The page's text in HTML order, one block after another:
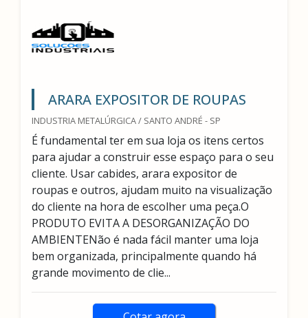
ARARA EXPOSITOR DE ROUPAS
INDUSTRIA METALÚRGICA / SANTO ANDRÉ - SP
É fundamental ter em sua loja os itens certos
para ajudar a construir esse espaço para o seu
cliente. Usar cabides, arara expositor de
roupas e outros, ajudam muito na visualização
do cliente na hora de escolher uma peça.O
PRODUTO EVITA A DESORGANIZAÇÃO DO
AMBIENTENão é nada fácil manter uma loja
bem organizada, principalmente quando há
grande movimento de clie...